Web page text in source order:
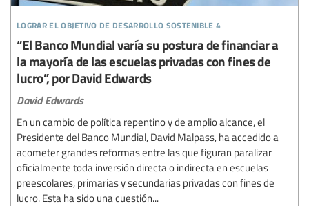
lograr el objetivo de desarrollo sostenible 4
“El Banco Mundial varía su postura de financiar a
la mayoría de las escuelas privadas con fines de
lucro”, por David Edwards
David Edwards
En un cambio de política repentino y de amplio alcance, el
Presidente del Banco Mundial, David Malpass, ha accedido a
acometer grandes reformas entre las que figuran paralizar
oficialmente toda inversión directa o indirecta en escuelas
preescolares, primarias y secundarias privadas con fines de
lucro. Esta ha sido una cuestión...